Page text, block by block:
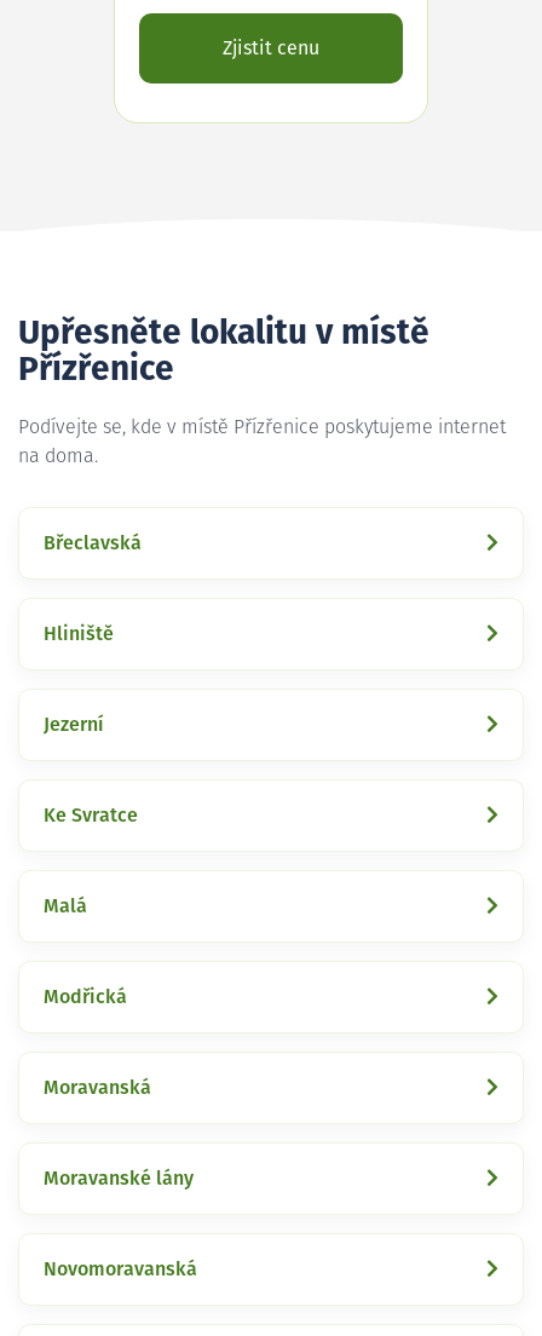
Zjistit cenu
Upřesněte lokalitu v místě
Přízřenice
Podívejte se, kde v místě Přízřenice poskytujeme internet
na doma.
Břeclavská
Hliniště
Jezerní
Ke Svratce
Malá
Modřická
Moravanská
Moravanské lány
Novomoravanská